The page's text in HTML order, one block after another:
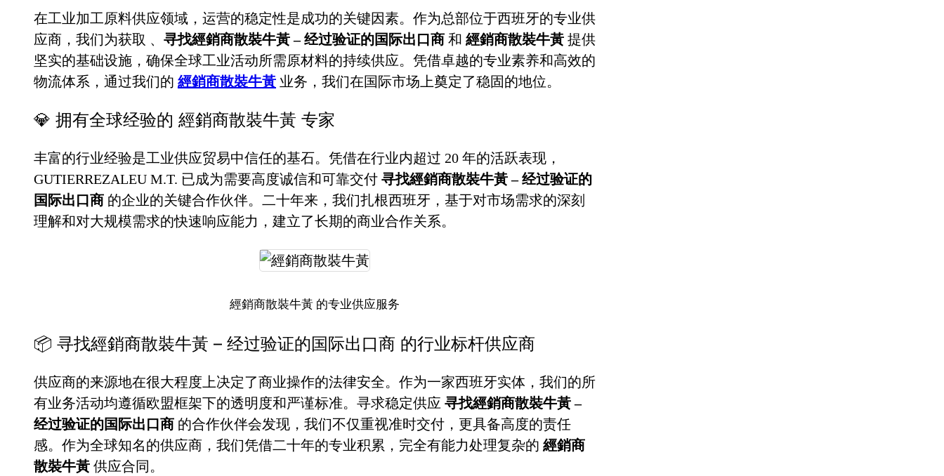
在工业加工原料供应领域，运营的稳定性是成功的关键因素。作为总部位于西班牙的专业供
应商，我们为获取 、 寻找經銷商散裝牛黃 – 经过验证的国际出口商 和 經銷商散裝牛黃 提供
坚实的基础设施，确保全球工业活动所需原材料的持续供应。凭借卓越的专业素养和高效的
物流体系，通过我们的 經銷商散裝牛黃 业务，我们在国际市场上奠定了稳固的地位。
💎 拥有全球经验的 經銷商散裝牛黃 专家
丰富的行业经验是工业供应贸易中信任的基石。凭借在行业内超过 20 年的活跃表现，
GUTIERREZALEU M.T. 已成为需要高度诚信和可靠交付 寻找經銷商散裝牛黃 – 经过验证的
国际出口商 的企业的关键合作伙伴。二十年来，我们扎根西班牙，基于对市场需求的深刻
理解和对大规模需求的快速响应能力，建立了长期的商业合作关系。
經銷商散裝牛黃 的专业供应服务
📦 寻找經銷商散裝牛黃 – 经过验证的国际出口商 的行业标杆供应商
供应商的来源地在很大程度上决定了商业操作的法律安全。作为一家西班牙实体，我们的所
有业务活动均遵循欧盟框架下的透明度和严谨标准。寻求稳定供应 寻找經銷商散裝牛黃 –
经过验证的国际出口商 的合作伙伴会发现，我们不仅重视准时交付，更具备高度的责任
感。作为全球知名的供应商，我们凭借二十年的专业积累，完全有能力处理复杂的 經銷商
散裝牛黃 供应合同。